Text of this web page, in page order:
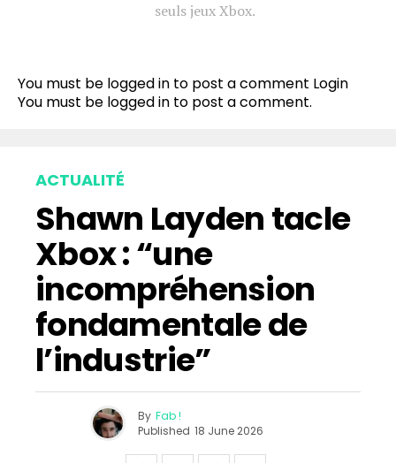
seuls jeux Xbox.
You must be logged in to post a comment Login
You must be logged in to post a comment.
ACTUALITÉ
Shawn Layden tacle
Xbox : “une
incompréhension
fondamentale de
l’industrie”
By Fab !
Published 18 June 2026
Pinterest